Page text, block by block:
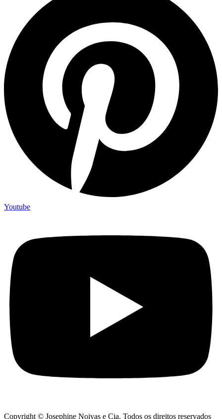
Youtube
Copyright © Josephine Noivas e Cia. Todos os direitos reservados